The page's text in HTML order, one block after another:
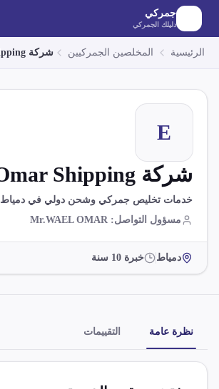
الانتقال إلى المحتوى الرئيسي
جمركي
دليلك الجمركي
الرئيسية المخلصين الجمركيين شركة El Omar Shipping
E
شركة El Omar Shipping
خدمات تخليص جمركي وشحن دولي في دمياط
مسؤول التواصل:
Mr.WAEL OMAR
دمياط خبرة 10 سنة
نظرة عامة التقييمات